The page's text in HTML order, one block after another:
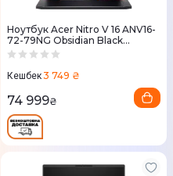
Ноутбук Acer Nitro V 16 ANV16-
72-79NG Obsidian Black
(NH.QUSEU.00E)
Кешбек3 749 ₴
74 999₴